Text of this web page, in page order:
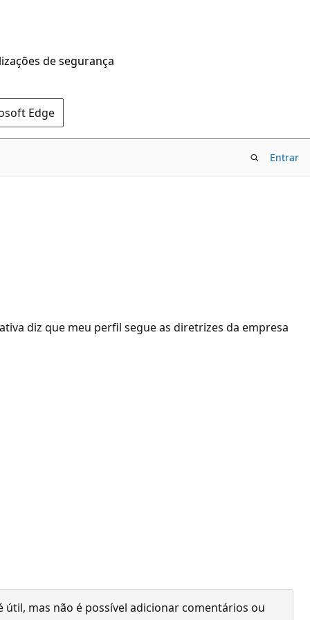
de segurança
Edge
Entrar
diz que meu perfil segue as diretrizes da empresa
mas não é possível adicionar comentários ou